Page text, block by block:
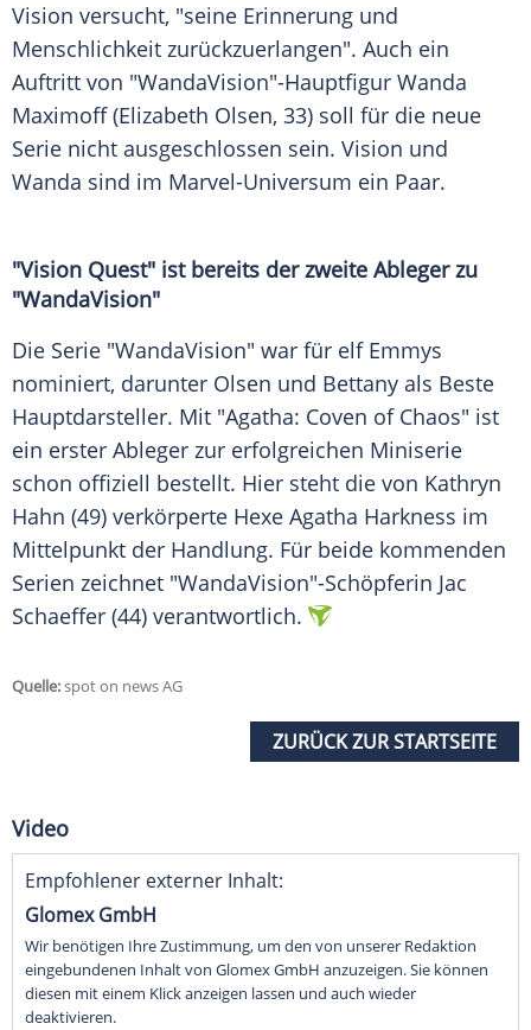
Vision versucht, "seine Erinnerung und
Menschlichkeit zurückzuerlangen". Auch ein
Auftritt von "WandaVision"-Hauptfigur Wanda
Maximoff (Elizabeth Olsen, 33) soll für die neue
Serie nicht ausgeschlossen sein. Vision und
Wanda sind im Marvel-Universum ein Paar.
"Vision Quest" ist bereits der zweite Ableger zu
"WandaVision"
Die Serie "WandaVision" war für elf Emmys
nominiert, darunter Olsen und Bettany als Beste
Hauptdarsteller. Mit "Agatha: Coven of Chaos" ist
ein erster Ableger zur erfolgreichen Miniserie
schon offiziell bestellt. Hier steht die von Kathryn
Hahn (49) verkörperte Hexe Agatha Harkness im
Mittelpunkt der Handlung. Für beide kommenden
Serien zeichnet "WandaVision"-Schöpferin Jac
Schaeffer (44) verantwortlich.
Quelle:spot on news AG
ZURÜCK ZUR STARTSEITE
Video
Empfohlener externer Inhalt:
Glomex GmbH
Wir benötigen Ihre Zustimmung, um den von unserer Redaktion
eingebundenen Inhalt von Glomex GmbH anzuzeigen. Sie können
diesen mit einem Klick anzeigen lassen und auch wieder
deaktivieren.